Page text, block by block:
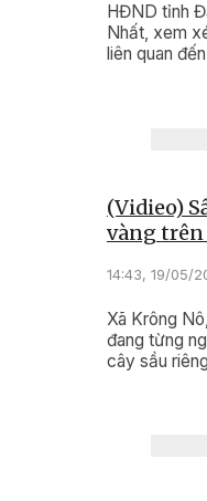
HĐND tỉnh
Nhất, xem
liên quan
(Vidieo)
vàng trên
14:43, 19/05/
Xã Krông
đang từng
cây sầu